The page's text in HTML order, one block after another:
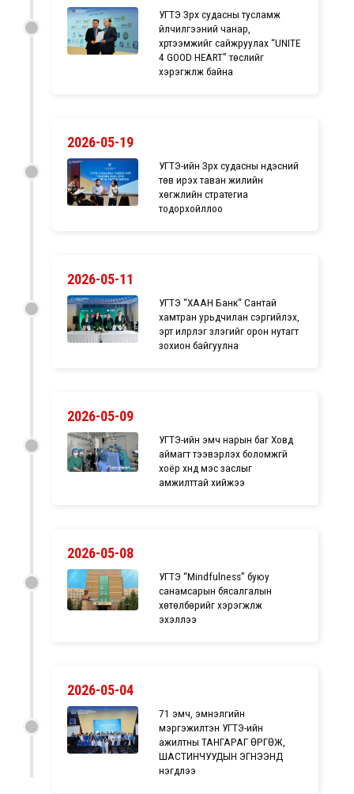
УГТЭ Зүрх судасны тусламж
үйлчилгээний чанар,
хүртээмжийг сайжруулах “UNITE
4 GOOD HEART” төслийг
хэрэгжүүлж байна
2026-05-19
УГТЭ-ийн Зүрх судасны үндэсний
төв ирэх таван жилийн
хөгжлийн стратегиа
тодорхойллоо
2026-05-11
УГТЭ “ХААН Банк“ Сантай
хамтран урьдчилан сэргийлэх,
эрт илрүүлэг үзлэгийг орон нутагт
зохион байгуулна
2026-05-09
УГТЭ-ийн эмч нарын баг Ховд
аймагт тээвэрлэх боломжгүй
хоёр хүнд мэс заслыг
амжилттай хийжээ
2026-05-08
УГТЭ “Mindfulness” буюу
санамсарын бясалгалын
хөтөлбөрийг хэрэгжүүлж
эхэллээ
2026-05-04
71 эмч, эмнэлгийн
мэргэжилтэн УГТЭ-ийн
ажилтны ТАНГАРАГ ӨРГӨЖ,
ШАСТИНЧУУДЫН ЭГНЭЭНД
нэгдлээ